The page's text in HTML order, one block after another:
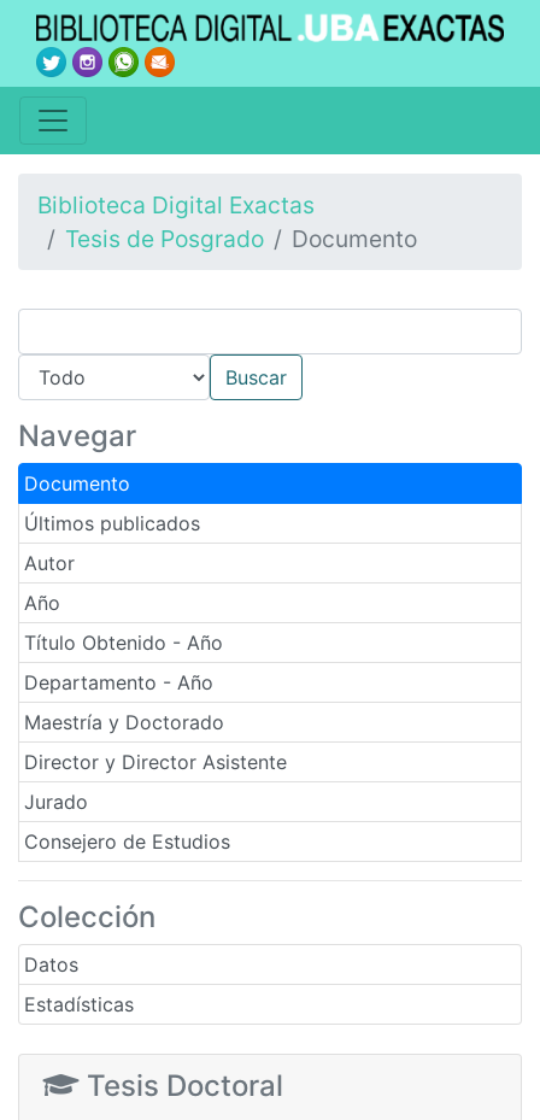
Biblioteca Digital Exactas
Tesis de Posgrado
Documento
Navegar
Documento
Últimos publicados
Autor
Año
Título Obtenido - Año
Departamento - Año
Maestría y Doctorado
Director y Director Asistente
Jurado
Consejero de Estudios
Colección
Datos
Estadísticas
Tesis Doctoral